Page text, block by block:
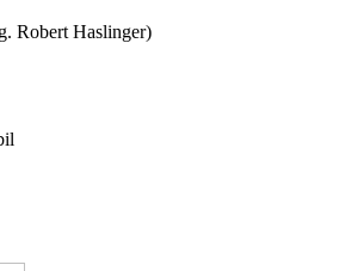
Robert Haslinger)